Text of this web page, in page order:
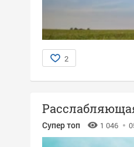
2
Супер топ 1 046